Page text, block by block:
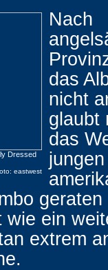
Dressed
eastwest
Nach
das
nicht
glaubt
das
wie ein
extrem